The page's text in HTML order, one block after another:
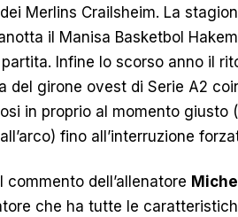
Merlins Crailsheim. La
il Manisa Basketbol
Infine lo scorso anno il
del girone ovest di Serie A2
in proprio al momento giusto
fino all’interruzione
commento dell’allenatore
che ha tutte le